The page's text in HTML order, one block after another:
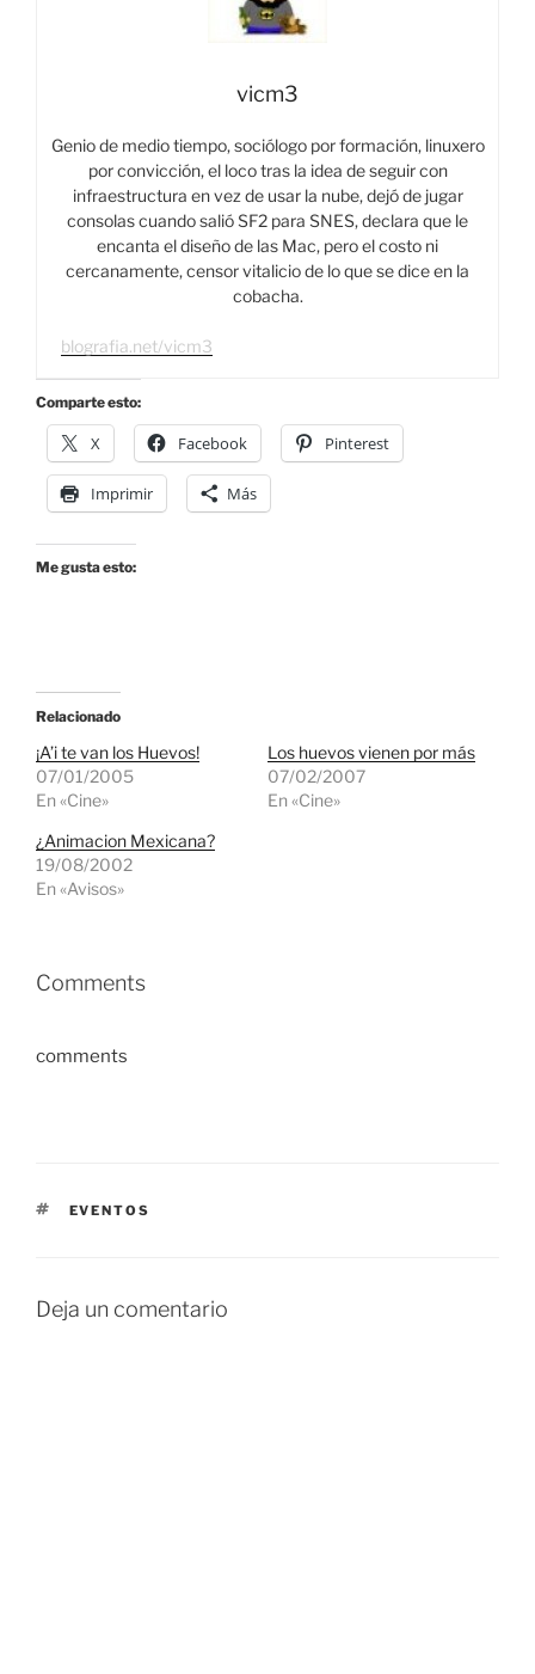
vicm3
Genio de medio tiempo, sociólogo por formación, linuxero
por convicción, el loco tras la idea de seguir con
infraestructura en vez de usar la nube, dejó de jugar
consolas cuando salió SF2 para SNES, declara que le
encanta el diseño de las Mac, pero el costo ni
cercanamente, censor vitalicio de lo que se dice en la
cobacha.
blografia.net/vicm3
Comparte esto:
X Facebook Pinterest
Imprimir Más
Me gusta esto:
Relacionado
¡A’i te van los Huevos!
07/01/2005
En «Cine»
Los huevos vienen por más
07/02/2007
En «Cine»
¿Animacion Mexicana?
19/08/2002
En «Avisos»
Comments
comments
ETIQUETAS
EVENTOS
Deja un comentario